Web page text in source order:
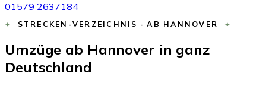
01579 2637184
STRECKEN-VERZEICHNIS · AB HANNOVER
Umzüge ab Hannover in ganz
Deutschland